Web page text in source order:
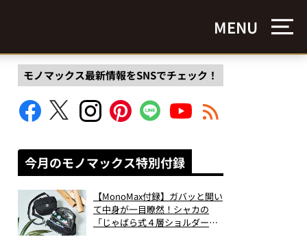
MENU
モノマックス最新情報をSNSでチェック！
今月のモノマックス特別付録
【MonoMax付録】ガバッと開い
て中身が一目瞭然！シャカの
「じゃばら式４層ショルダーバ